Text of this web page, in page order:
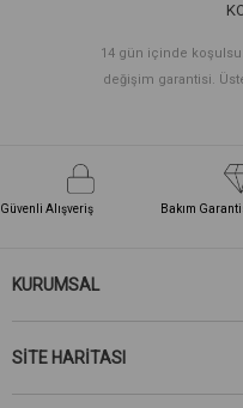
14 gün içinde
değişim garantisi.
Güvenli Alışveriş Bakım
KURUMSAL
SİTE HARİTASI